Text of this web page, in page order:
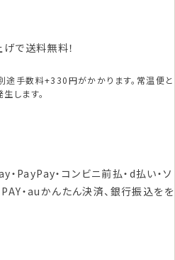
で送料無料！
手数料+330円がかかります。常温便と
します。
PayPay・コンビニ前払・d払い・ソ
・auかんたん決済、銀行振込をを